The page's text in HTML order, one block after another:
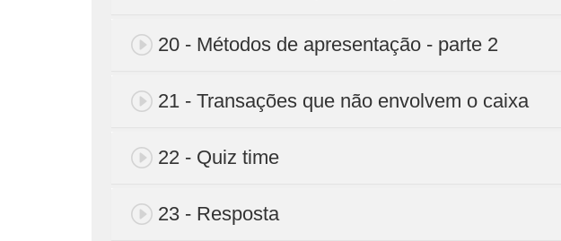
20 - Métodos de apresentação - parte 2
21 - Transações que não envolvem o caixa
22 - Quiz time
23 - Resposta